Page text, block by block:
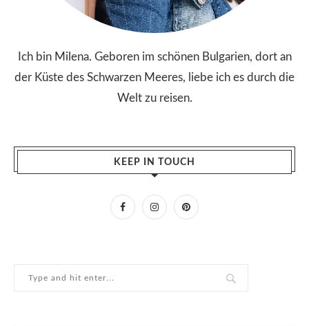
Ich bin Milena. Geboren im schönen Bulgarien, dort an
der Küste des Schwarzen Meeres, liebe ich es durch die
Welt zu reisen.
KEEP IN TOUCH